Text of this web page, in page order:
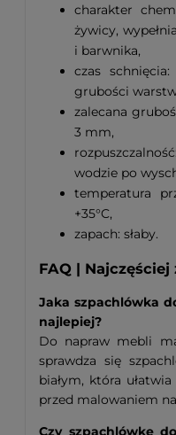
charakter
żywicy,
i barwnika,
czas
grubości
zalecana
3 mm,
wodzie po
temperatura
+35°C,
zapach: słaby.
FAQ |
Jaka szpachlówka
najlepiej?
Do napraw mebli
sprawdza się
białym, która
przed malowaniem
Czy szpachlówkę